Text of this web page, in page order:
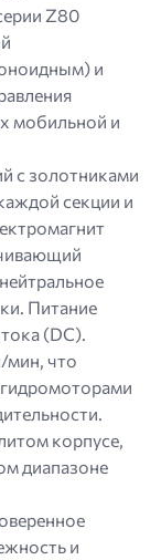
Z80
и
мобильной и
с золотниками
секции и
Питание
(DC).
мин, что
корпусе,
диапазоне
и